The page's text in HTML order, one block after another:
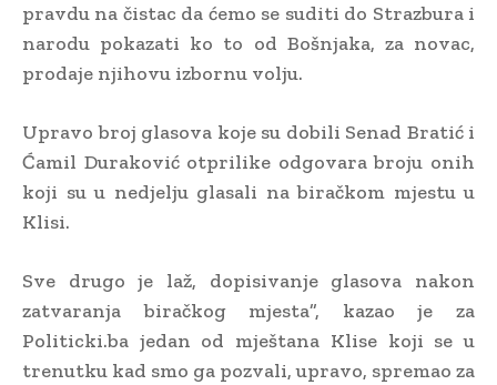
pravdu na čistac da ćemo se suditi do Strazbura i
narodu pokazati ko to od Bošnjaka, za novac,
prodaje njihovu izbornu volju.
Upravo broj glasova koje su dobili Senad Bratić i
Ćamil Duraković otprilike odgovara broju onih
koji su u nedjelju glasali na biračkom mjestu u
Klisi.
Sve drugo je laž, dopisivanje glasova nakon
zatvaranja biračkog mjesta”, kazao je za
Politicki.ba jedan od mještana Klise koji se u
trenutku kad smo ga pozvali, upravo, spremao za